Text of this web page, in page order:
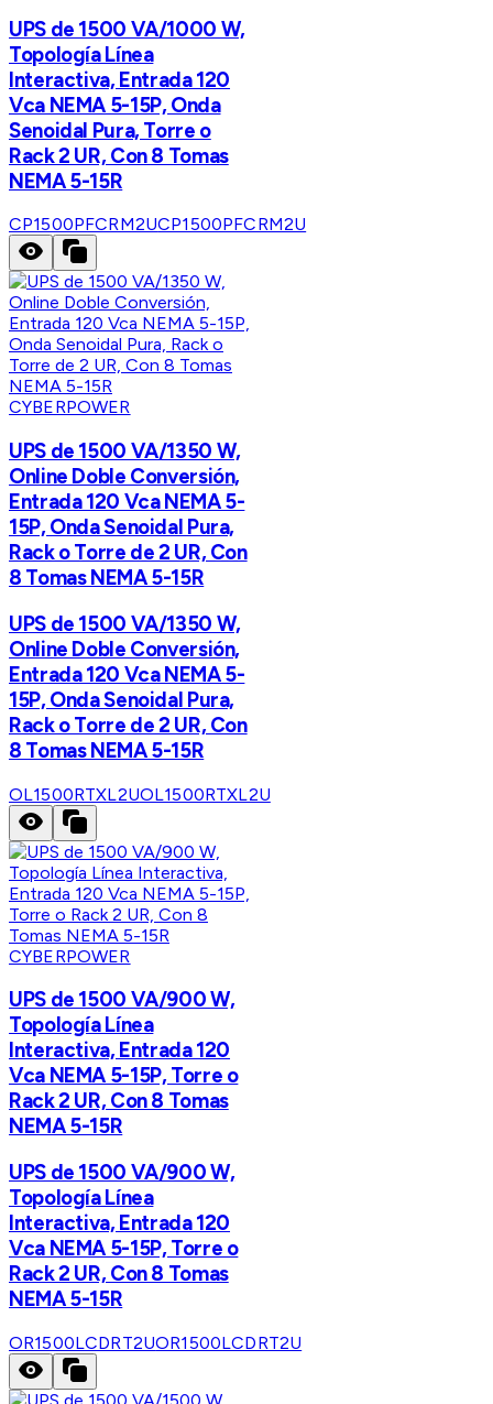
UPS de 1500 VA/1000 W,
Topología Línea
Interactiva, Entrada 120
Vca NEMA 5-15P, Onda
Senoidal Pura, Torre o
Rack 2 UR, Con 8 Tomas
NEMA 5-15R
CP1500PFCRM2UCP1500PFCRM2U
CYBERPOWER
UPS de 1500 VA/1350 W,
Online Doble Conversión,
Entrada 120 Vca NEMA 5-
15P, Onda Senoidal Pura,
Rack o Torre de 2 UR, Con
8 Tomas NEMA 5-15R
UPS de 1500 VA/1350 W,
Online Doble Conversión,
Entrada 120 Vca NEMA 5-
15P, Onda Senoidal Pura,
Rack o Torre de 2 UR, Con
8 Tomas NEMA 5-15R
OL1500RTXL2UOL1500RTXL2U
CYBERPOWER
UPS de 1500 VA/900 W,
Topología Línea
Interactiva, Entrada 120
Vca NEMA 5-15P, Torre o
Rack 2 UR, Con 8 Tomas
NEMA 5-15R
UPS de 1500 VA/900 W,
Topología Línea
Interactiva, Entrada 120
Vca NEMA 5-15P, Torre o
Rack 2 UR, Con 8 Tomas
NEMA 5-15R
OR1500LCDRT2UOR1500LCDRT2U